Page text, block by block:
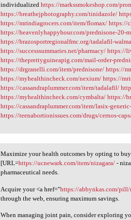
individualizedhttps://markssmokeshop.com/
https://breathejphotography.com/tinidazole/
https://mrindiagrocers.com/item/flomax/ https://
https://heavenlyhappyhour.com/prednisone-20-
https://brazosportregionalfmc.org/tadalafil-
https://successsummaries.net/pharmacy/ https://
https://theprettyguineapig.com/mail-order-
https://drgranelli.com/item/prednisone/ https://
https://myhealthincheck.com/nexium/ https://
https://cassandraplummer.com/item/tadalafil/
https://myhealthincheck.com/cymbalta/ https://
https://cassandraplummer.com/item/lasix-
https://teenabortionissues.com/drugs/cernos-
Maximize your health outcomes
Maximize your health outcomes by opting to
[URL=https://ucnewark.com/item/nizagara/ -
pharmaceutical needs.
Acquire your <a href="https://abbynkas.com/
through the web, ensuring maximum savings.
When managing joint pain, consider exploring